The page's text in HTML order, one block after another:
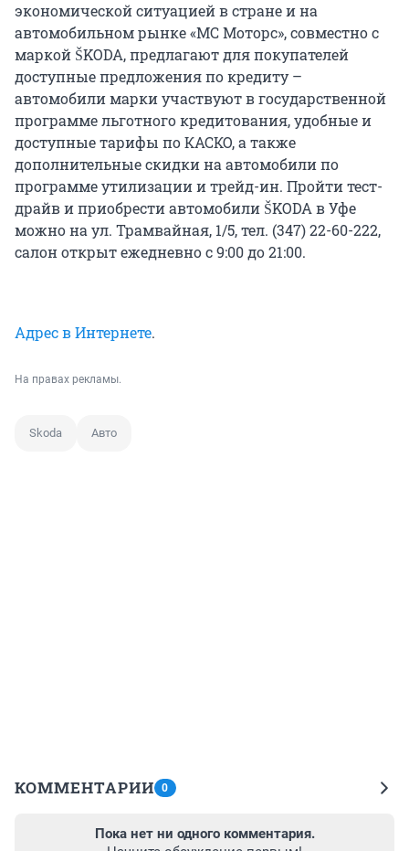
экономической ситуацией в стране и на
автомобильном рынке «МС Моторс», совместно с
маркой ŠKODA, предлагают для покупателей
доступные предложения по кредиту –
автомобили марки участвуют в государственной
программе льготного кредитования, удобные и
доступные тарифы по КАСКО, а также
дополнительные скидки на автомобили по
программе утилизации и трейд-ин. Пройти тест-
драйв и приобрести автомобили ŠKODA в Уфе
можно на ул. Трамвайная, 1/5, тел. (347) 22-60-222,
салон открыт ежедневно с 9:00 до 21:00.
Адрес в Интернете.
На правах рекламы.
Skoda Авто
КОММЕНТАРИИ 0
Пока нет ни одного комментария.